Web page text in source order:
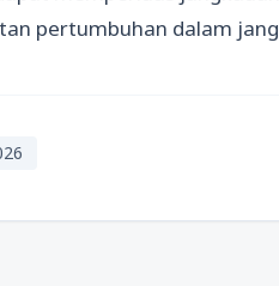
pertumbuhan dalam